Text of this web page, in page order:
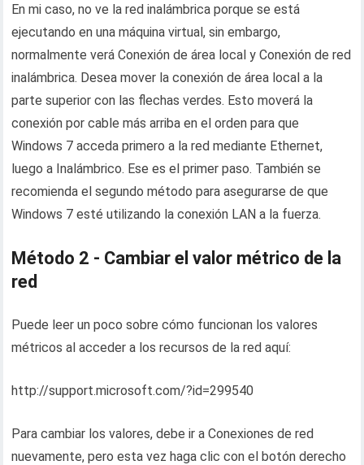
En mi caso, no ve la red inalámbrica porque se está
ejecutando en una máquina virtual, sin embargo,
normalmente verá Conexión de área local y Conexión de red
inalámbrica. Desea mover la conexión de área local a la
parte superior con las flechas verdes. Esto moverá la
conexión por cable más arriba en el orden para que
Windows 7 acceda primero a la red mediante Ethernet,
luego a Inalámbrico. Ese es el primer paso. También se
recomienda el segundo método para asegurarse de que
Windows 7 esté utilizando la conexión LAN a la fuerza.
Método 2 - Cambiar el valor métrico de la
red
Puede leer un poco sobre cómo funcionan los valores
métricos al acceder a los recursos de la red aquí:
http://support.microsoft.com/?id=299540
Para cambiar los valores, debe ir a Conexiones de red
nuevamente, pero esta vez haga clic con el botón derecho